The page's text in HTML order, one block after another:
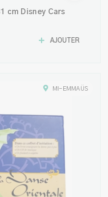
cm Disney Cars
AJOUTER
MI-EMMAÜS